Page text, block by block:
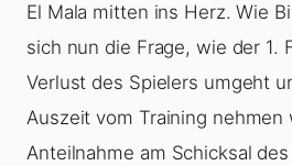
El Mala mitten ins Herz. Wie
sich nun die Frage, wie der 1.
Verlust des Spielers umgeht
Auszeit vom Training nehmen
Anteilnahme am Schicksal